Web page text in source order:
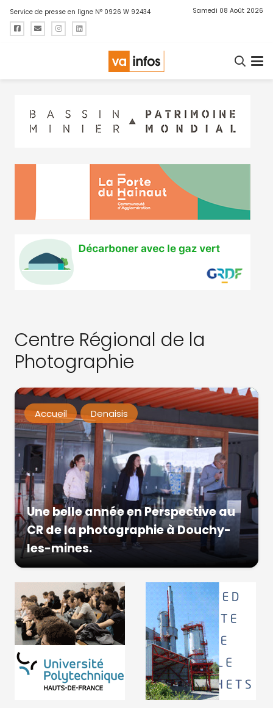
Service de presse en ligne N° 0926 W 92434 Samedi 08 Août 2026
Centre Régional de la
Photographie
Accueil Denaisis
Une belle année en Perspective au
CR de la photographie à Douchy-
les-mines.